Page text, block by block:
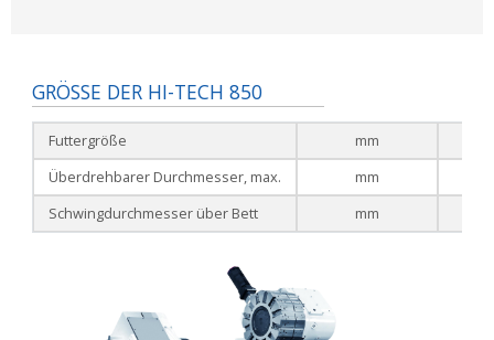
GRÖSSE DER HI-TECH 850
Futtergröße
mm
Überdrehbarer Durchmesser, max.
mm
Schwingdurchmesser über Bett
mm